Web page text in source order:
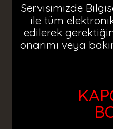
Servisimizde
ile tüm
edilerek
onarımı veya